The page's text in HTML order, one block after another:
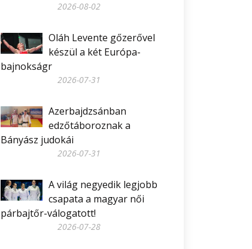
2026-08-02
Oláh Levente gőzerővel
készül a két Európa-
bajnokságr
2026-07-31
Azerbajdzsánban
edzőtáboroznak a
Bányász judokái
2026-07-31
A világ negyedik legjobb
csapata a magyar női
párbajtőr-válogatott!
2026-07-28